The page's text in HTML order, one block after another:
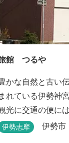
館 つるや
かな自然と古い
まれている伊勢神
光に交通の便に
家庭的な気楽さ
伊勢志摩 伊勢市